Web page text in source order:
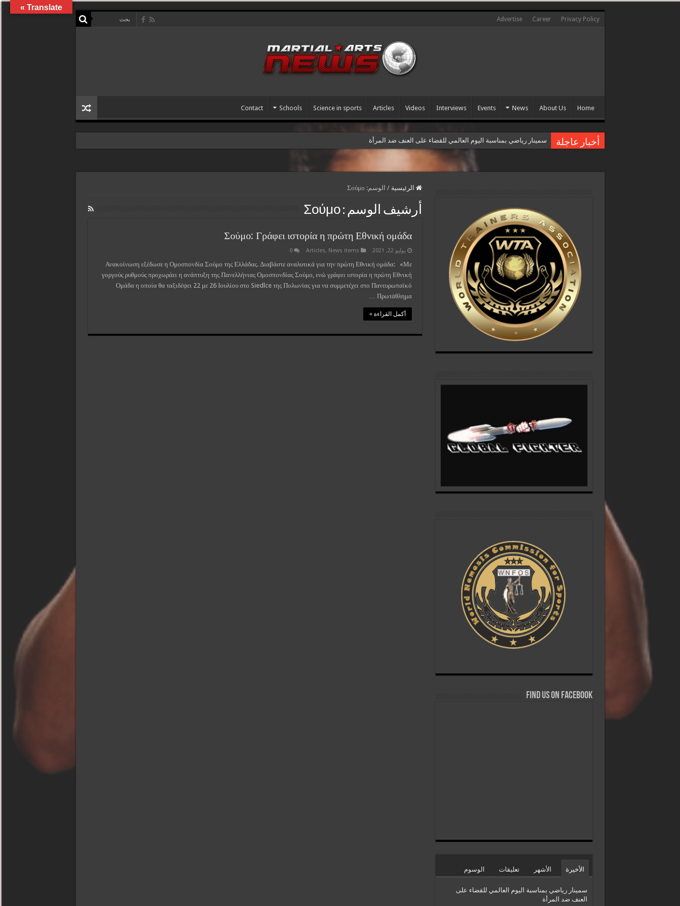
Privacy Policy
Career
Advertise
Home
About Us
News
Events
Interviews
Videos
Articles
Science in sports
Schools
Contact
أخبار عاجلة سمينار رياضي بمناسبة اليوم العالمي للقضاء على العنف ضد المرأة
الرئيسية / الوسم: Σούμο
أرشيف الوسم :Σούμο
Σούμο: Γράφει ιστορία η πρώτη Εθνική ομάδα
يوليو 22, 2021 Articles, News items
0
Ανακοίνωση εξέδωσε η Ομοσπονδία Σούμο της Ελλάδας. Διαβάστε αναλυτικά για την πρώτη Εθνική ομάδα: «Με
γοργούς ρυθμούς προχωράει η ανάπτυξη της Πανελλήνιας Ομοσπονδίας Σούμο, ενώ γράφει ιστορία η πρώτη Εθνική
Ομάδα η οποία θα ταξιδέψει 22 με 26 Ιουλίου στο Siedlce της Πολωνίας για να συμμετέχει στο Πανευρωπαϊκό
Πρωτάθλημα …
أكمل القراءة »
Find us on Facebook
الأخيرة الأشهر تعليقات الوسوم
سمينار رياضي بمناسبة اليوم العالمي للقضاء على
العنف ضد المرأة
Translate »